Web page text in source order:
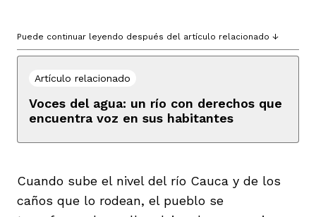
Puede continuar leyendo después del artículo relacionado ↓
Artículo relacionado
Voces del agua: un río con derechos que
encuentra voz en sus habitantes
Cuando sube el nivel del río Cauca y de los
caños que lo rodean, el pueblo se